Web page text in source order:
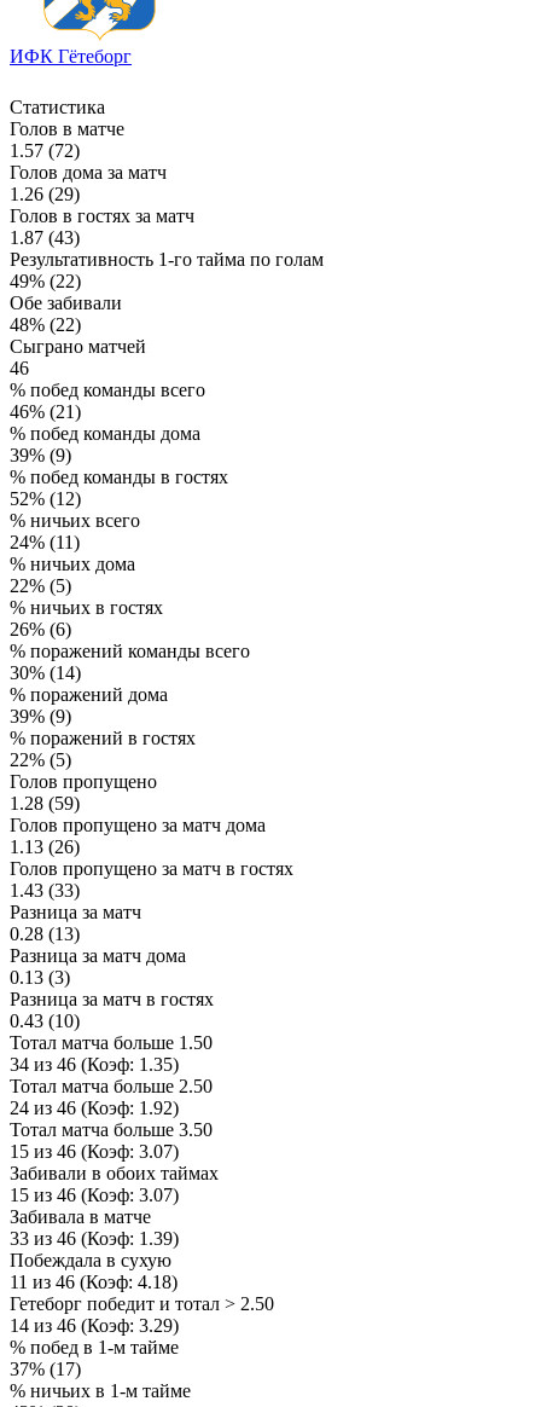
ИФК Гётеборг
Статистика
Голов в матче
1.57 (72)
Голов дома за матч
1.26 (29)
Голов в гостях за матч
1.87 (43)
Результативность 1-го тайма по голам
49% (22)
Обе забивали
48% (22)
Сыграно матчей
46
% побед команды всего
46% (21)
% побед команды дома
39% (9)
% побед команды в гостях
52% (12)
% ничьих всего
24% (11)
% ничьих дома
22% (5)
% ничьих в гостях
26% (6)
% поражений команды всего
30% (14)
% поражений дома
39% (9)
% поражений в гостях
22% (5)
Голов пропущено
1.28 (59)
Голов пропущено за матч дома
1.13 (26)
Голов пропущено за матч в гостях
1.43 (33)
Разница за матч
0.28 (13)
Разница за матч дома
0.13 (3)
Разница за матч в гостях
0.43 (10)
Тотал матча больше 1.50
34 из 46 (Коэф: 1.35)
Тотал матча больше 2.50
24 из 46 (Коэф: 1.92)
Тотал матча больше 3.50
15 из 46 (Коэф: 3.07)
Забивали в обоих таймах
15 из 46 (Коэф: 3.07)
Забивала в матче
33 из 46 (Коэф: 1.39)
Побеждала в сухую
11 из 46 (Коэф: 4.18)
Гетеборг победит и тотал > 2.50
14 из 46 (Коэф: 3.29)
% побед в 1-м тайме
37% (17)
% ничьих в 1-м тайме